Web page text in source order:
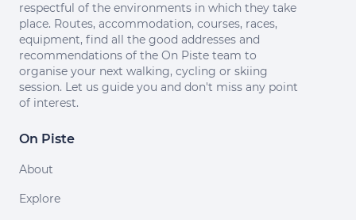
respectful of the environments in which they take
place. Routes, accommodation, courses, races,
equipment, find all the good addresses and
recommendations of the On Piste team to
organise your next walking, cycling or skiing
session. Let us guide you and don't miss any point
of interest.
On Piste
About
Explore